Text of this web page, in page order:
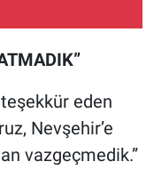
eden
Nevşehir’e
vazgeçmedik.”